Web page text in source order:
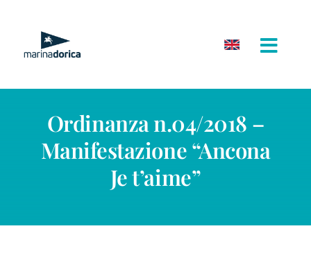
contenuto
Ordinanza n.04/2018 –
Manifestazione “Ancona
Je t’aime”